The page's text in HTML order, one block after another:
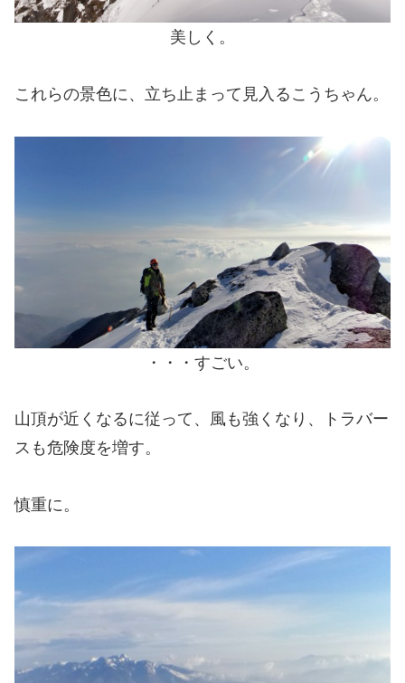
美しく。
これらの景色に、立ち止まって見入るこうちゃん。
・・・すごい。
山頂が近くなるに従って、風も強くなり、トラバー
スも危険度を増す。
慎重に。